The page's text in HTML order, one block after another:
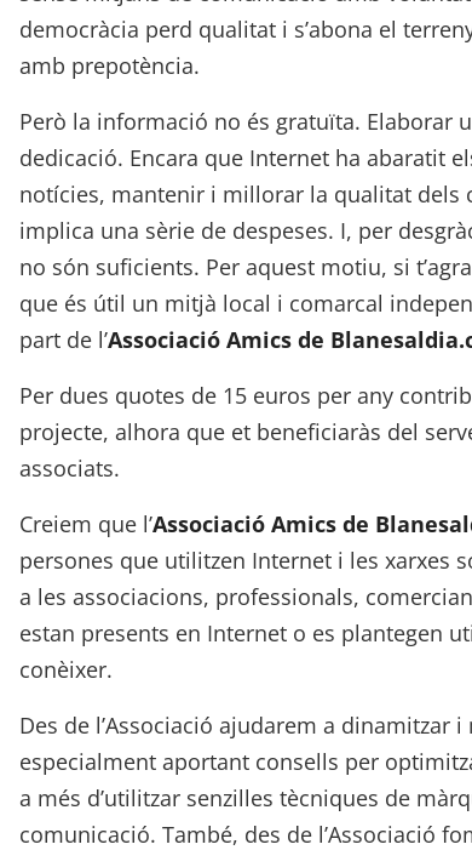
democràcia perd qualitat i s’abona el
amb prepotència.
Però la informació no és gratuïta. Elaborar
dedicació. Encara que Internet ha abaratit
notícies, mantenir i millorar la qualitat dels
implica una sèrie de despeses. I, per
no són suficients. Per aquest motiu, si
que és útil un mitjà local i comarcal
part de l’Associació Amics de
Per dues quotes de 15 euros per any
projecte, alhora que et beneficiaràs del
associats.
Creiem que l’Associació Amics de
persones que utilitzen Internet i les xarxes
a les associacions, professionals,
estan presents en Internet o es plantegen
conèixer.
Des de l’Associació ajudarem a dinamitzar
especialment aportant consells per
a més d’utilitzar senzilles tècniques de
comunicació. També, des de l’Associació